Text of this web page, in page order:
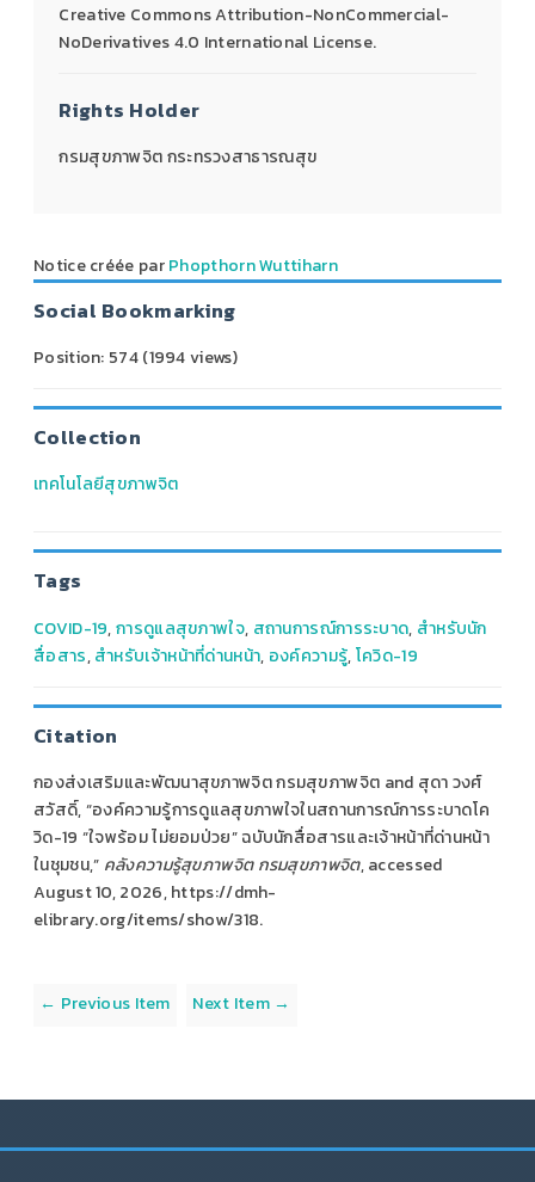
Creative Commons Attribution-NonCommercial-
NoDerivatives 4.0 International License.
Rights Holder
กรมสุขภาพจิต กระทรวงสาธารณสุข
Notice créée parPhopthorn Wuttiharn
Social Bookmarking
Position: 574(1994views)
Collection
เทคโนโลยีสุขภาพจิต
Tags
COVID-19,การดูแลสุขภาพใจ, สถานการณ์การระบาด, สำหรับนัก
สื่อสาร,สำหรับเจ้าหน้าที่ด่านหน้า, องค์ความรู้,โควิด-19
Citation
กองส่งเสริมและพัฒนาสุขภาพจิต กรมสุขภาพจิต and สุดา วงศ์
สวัสดิ์, “องค์ความรู้การดูแลสุขภาพใจในสถานการณ์การระบาดโค
วิด-19 “ใจพร้อม ไม่ยอมป่วย” ฉบับนักสื่อสารและเจ้าหน้าที่ด่านหน้า
ในชุมชน,” คลังความรู้สุขภาพจิต กรมสุขภาพจิต, accessed
August 10, 2026,https://dmh-
elibrary.org/items/show/318.
← Previous Item Next Item →